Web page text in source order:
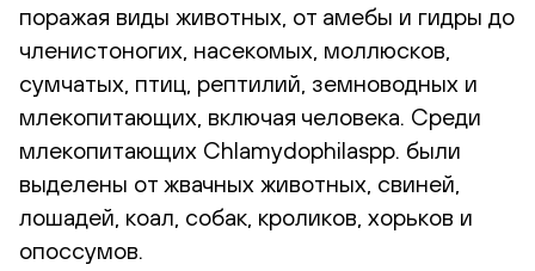
поражая виды животных, от амебы и гидры до
членистоногих, насекомых, моллюсков,
сумчатых, птиц, рептилий, земноводных и
млекопитающих, включая человека. Среди
млекопитающих Chlamydophilaspp. были
выделены от жвачных животных, свиней,
лошадей, коал, собак, кроликов, хорьков и
опоссумов.